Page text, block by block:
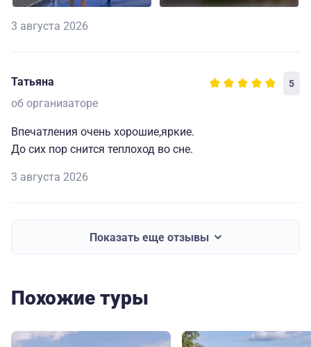
3 августа 2026
Татьяна 5
об организаторе
Впечатления очень хорошие,яркие.
До сих пор снится теплоход во сне.
3 августа 2026
Показать еще отзывы
Похожие туры